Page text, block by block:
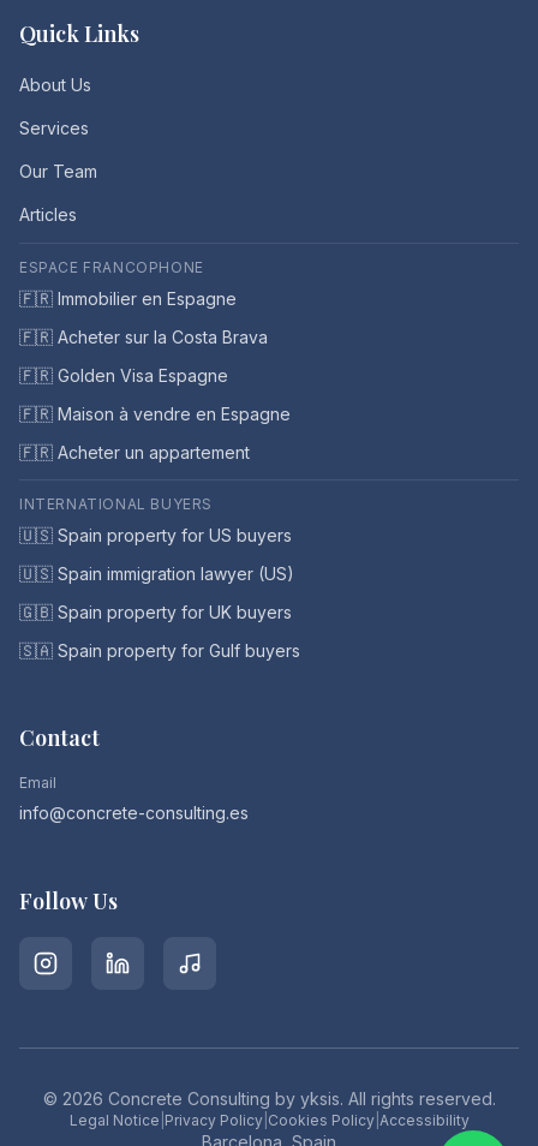
Quick Links
About Us
Services
Our Team
Articles
ESPACE FRANCOPHONE
🇫🇷 Immobilier en Espagne
🇫🇷 Acheter sur la Costa Brava
🇫🇷 Golden Visa Espagne
🇫🇷 Maison à vendre en Espagne
🇫🇷 Acheter un appartement
INTERNATIONAL BUYERS
🇺🇸 Spain property for US buyers
🇺🇸 Spain immigration lawyer (US)
🇬🇧 Spain property for UK buyers
🇸🇦 Spain property for Gulf buyers
Contact
Email
info@concrete-consulting.es
Follow Us
© 2026 Concrete Consulting by yksis. All rights reserved.
Legal Notice Privacy Policy| Cookies Policy| Accessibility
Barcelona, Spain